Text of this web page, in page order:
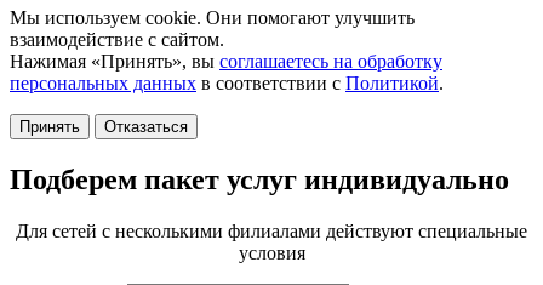
Мы используем cookie. Они помогают улучшить
взаимодействие с сайтом.
Нажимая «Принять», вы соглашаетесь на обработку
персональных данных в соответствии с Политикой.
Принять Отказаться
Подберем пакет услуг индивидуально
Для сетей с несколькими филиалами действуют специальные
условия